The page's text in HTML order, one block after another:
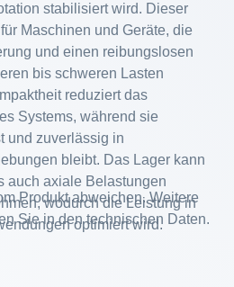
Produkt abweichen. Weitere
Sie in den technischen Daten.
stabilisiert wird. Dieser
Maschinen und Geräte, die
und einen reibungslosen
bis schweren Lasten
reduziert das
Systems, während sie
und zuverlässig in
bleibt. Das Lager kann
auch axiale Belastungen
wodurch die Leistung in
optimiert wird.